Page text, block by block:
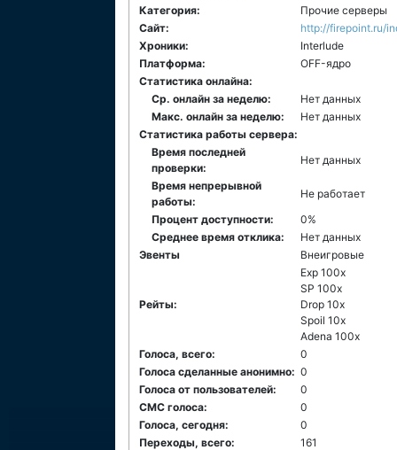
Категория:
Прочие серверы
Сайт:
http://firepoint.ru/
Хроники:
Interlude
Платформа:
ОFF-ядро
Статистика онлайна:
Ср. онлайн за неделю:
Нет данных
Макс. онлайн за неделю:
Нет данных
Статистика работы сервера:
Время последней
проверки:
Нет данных
Время непрерывной
работы:
Не работает
Процент доступности:
0%
Среднее время отклика:
Нет данных
Эвенты
Внеигровые
Рейты:
Exp 100x
SP 100x
Drop 10x
Spoil 10x
Adena 100x
Голоса, всего:
0
Голоса сделанные анонимно: 0
Голоса от пользователей:
0
СМС голоса:
0
Голоса, сегодня:
0
Переходы, всего:
161